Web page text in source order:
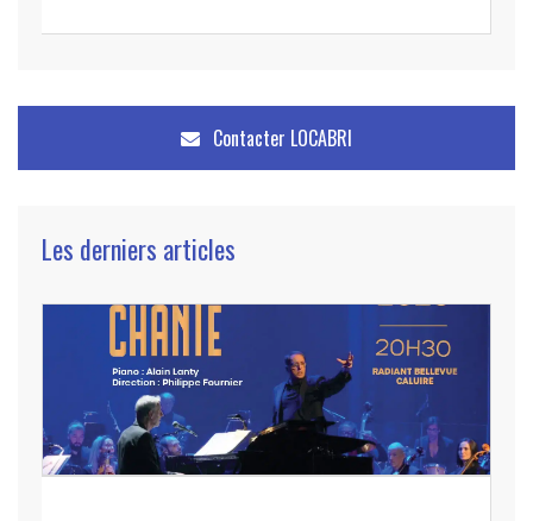
Contacter LOCABRI
Les derniers articles